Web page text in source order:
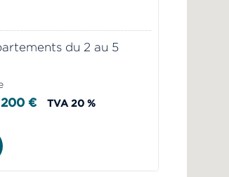
du 2 au 5
€ TVA 20 %